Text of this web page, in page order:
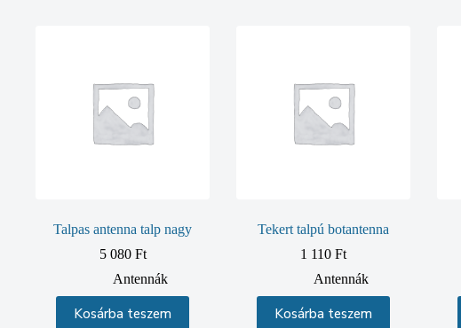
Talpas antenna talp nagy
5 080 Ft
Antennák
Kosárba teszem
Tekert talpú botantenna
1 110 Ft
Antennák
Kosárba teszem